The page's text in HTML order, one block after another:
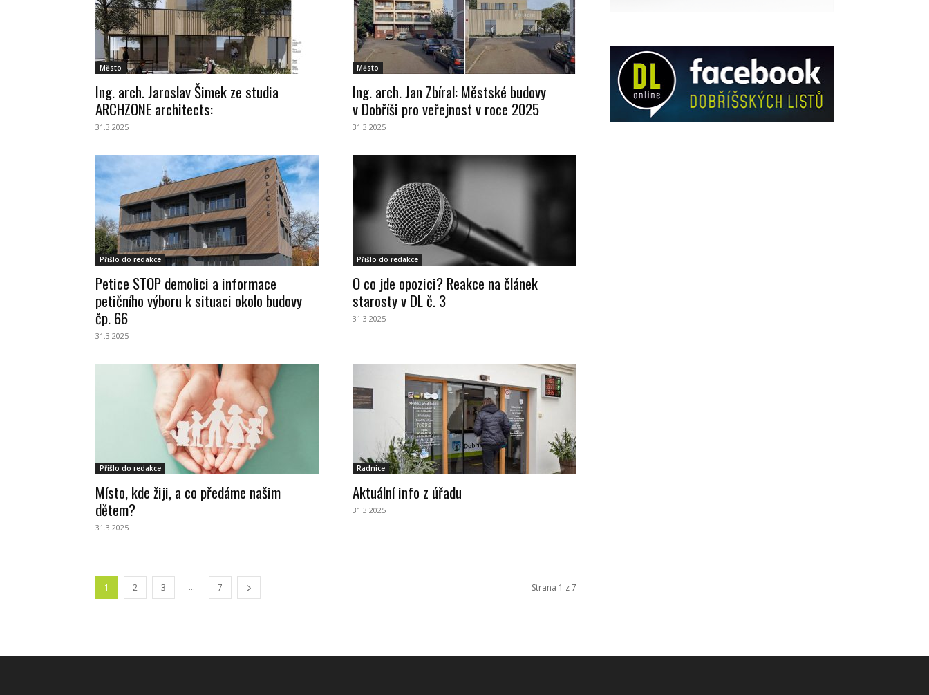
Město
Ing. arch. Jaroslav Šimek ze studia
ARCHZONE architects:
31.3.2025
Město
Ing. arch. Jan Zbíral: Městské budovy
v Dobříši pro veřejnost v roce 2025
31.3.2025
Přišlo do redakce
Petice STOP demolici a informace
petičního výboru k situaci okolo budovy
čp. 66
31.3.2025
Přišlo do redakce
O co jde opozici? Reakce na článek
starosty v DL č. 3
31.3.2025
Přišlo do redakce
Místo, kde žiji, a co předáme našim
dětem?
31.3.2025
Radnice
Aktuální info z úřadu
31.3.2025
1 2 3 ... 7 Strana 1 z 7